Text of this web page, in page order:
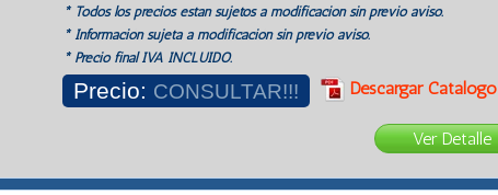
* Todos los precios estan sujetos a modificación sin previo aviso.
* Información sujeta a modificación sin previo aviso.
* Precio final IVA INCLUIDO.
Precio: CONSULTAR!!! Descargar Catálogo
Ver Detalle